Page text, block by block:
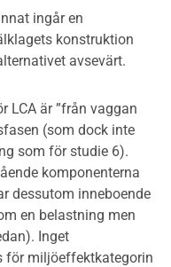
ingår en
konstruktion
avsevärt.
LCA är ”från vaggan
(som dock inte
som för studie 6).
komponenterna
dessutom inneboende
en belastning men
Inget
för miljöeffektkategorin